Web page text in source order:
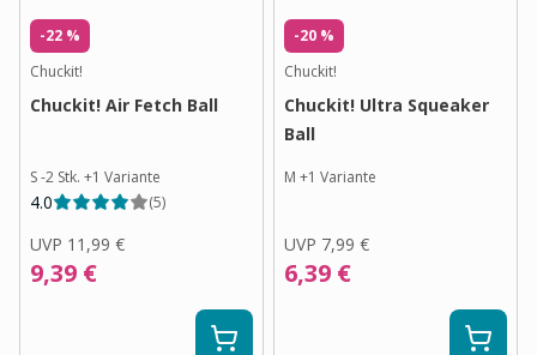
-22 %
Chuckit!
Chuckit! Air Fetch Ball
S -2 Stk. +1 Variante
4.0 (5)
UVP 11,99 €
9,39 €
-20 %
Chuckit!
Chuckit! Ultra Squeaker
Ball
M +1 Variante
UVP 7,99 €
6,39 €